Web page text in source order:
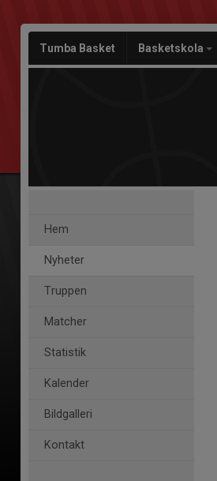
Tumba Basket Basketskola
Hem
Nyheter
Truppen
Matcher
Statistik
Kalender
Bildgalleri
Kontakt